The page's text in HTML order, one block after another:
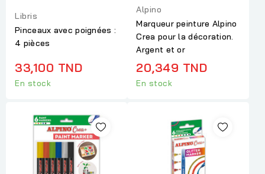
Libris
Pinceaux avec poignées :
4 pièces
33,100 TND
En stock
Alpino
Marqueur peinture Alpino
Crea pour la décoration.
Argent et or
20,349 TND
En stock